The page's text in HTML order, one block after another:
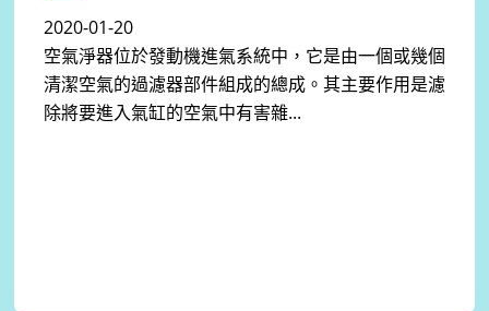
2020-01-20
空氣淨器位於發動機進氣系統中，它是由一個或幾個
清潔空氣的過濾器部件組成的總成。其主要作用是濾
除將要進入氣缸的空氣中有害雜...